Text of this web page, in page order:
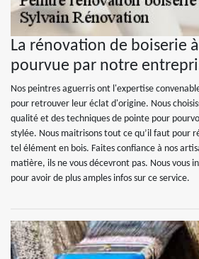
La rénovation de boiserie
pourvue par notre
Nos peintres aguerris ont l'expertise
pour retrouver leur éclat d'origine. Nous
qualité et des techniques de pointe pour
stylée. Nous maitrisons tout ce qu’il faut pour
tel élément en bois. Faites confiance à nos
matière, ils ne vous décevront pas. Nous vous
pour avoir de plus amples infos sur ce service.